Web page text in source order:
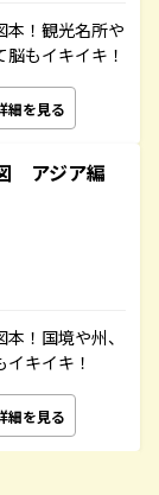
本！観光名所や
もイキイキ！
細を見る
アジア編
！国境や州、
キイキ！
細を見る